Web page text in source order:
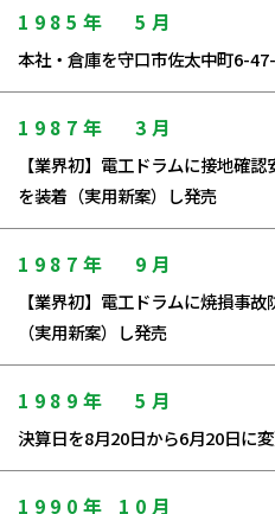
1985年 5月
本社・倉庫を守口市佐太中町6-
1987年 3月
【業界初】電工ドラムに接地確
を装着（実用新案）し発売
1987年 9月
【業界初】電工ドラムに焼損事
（実用新案）し発売
1989年 5月
決算日を8月20日から6月20日に変
1990年 10月